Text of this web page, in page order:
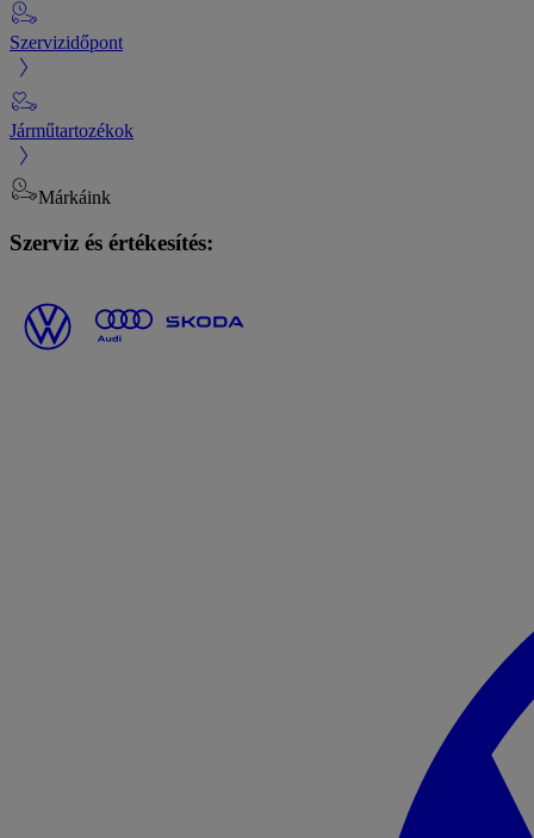
Szervizidőpont
Járműtartozékok
Márkáink
Szerviz és értékesítés: